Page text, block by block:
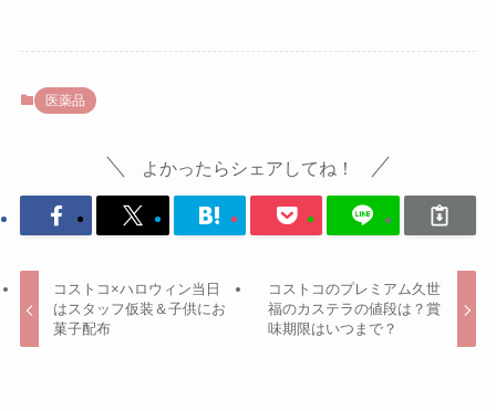
医薬品
よかったらシェアしてね！
コストコ×ハロウィン当日
はスタッフ仮装＆子供にお
菓子配布
コストコのプレミアム久世
福のカステラの値段は？賞
味期限はいつまで？